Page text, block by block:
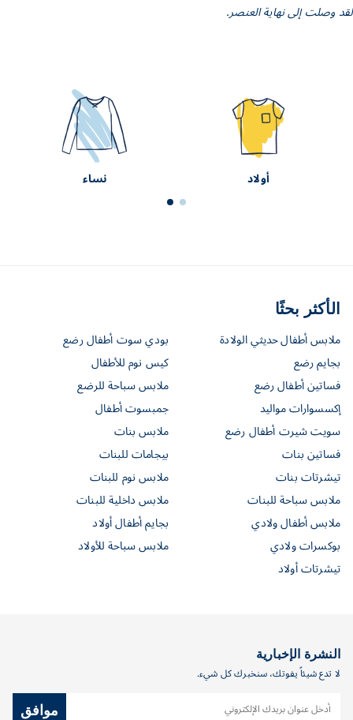
لقد وصلت إلى نهاية العنصر.
نساء أطفال و مواليد
الأكثر بحثًا
ملابس أطفال حديثي الولادة
بودي سوت أطفال رضع
بجايم رضع
كيس نوم للأطفال
فساتين أطفال رضع
ملابس سباحة للرضع
إكسسوارات مواليد
جمبسوت أطفال
سويت شيرت أطفال رضع
ملابس بنات
فساتين بنات
بيجامات للبنات
تيشرتات بنات
ملابس نوم للبنات
ملابس سباحة للبنات
ملابس داخلية للبنات
ملابس أطفال ولادي
بجايم أطفال أولاد
بوكسرات ولادي
ملابس سباحة للأولاد
تيشرتات أولاد
النشرة الإخبارية
لا تدع شيئاً يفوتك، سنخبرك كل شيء.
موافق